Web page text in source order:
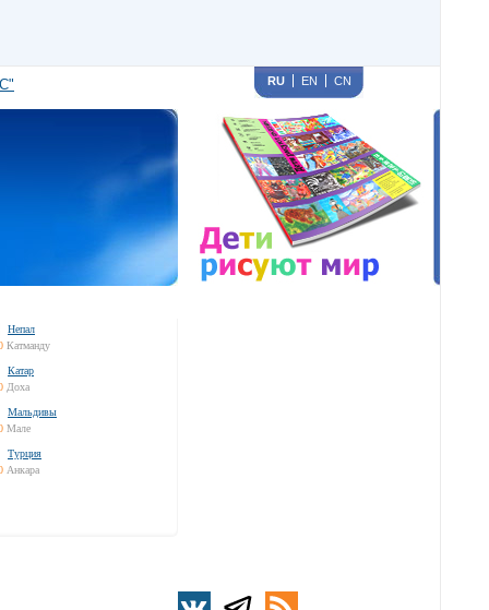
RU EN CN
Непал
Катманду
Катар
Доха
Мальдивы
Мале
Турция
Анкара